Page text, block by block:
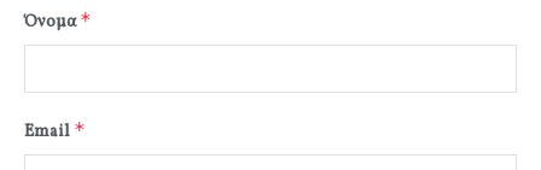
Όνομα*
Email *